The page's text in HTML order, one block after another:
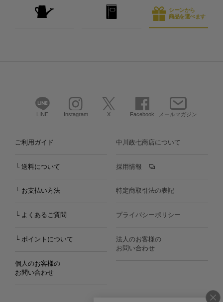
シーンから
商品を選べます
LINE Instagram X Facebook メールマガジン
ご利用ガイド
└ 送料について
└ お支払い方法
└ よくあるご質問
└ ポイントについて
個人のお客様の
お問い合わせ
中川政七商店について
採用情報
特定商取引法の表記
プライバシーポリシー
法人のお客様の
お問い合わせ